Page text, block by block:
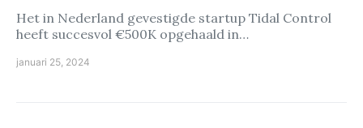
Het in Nederland gevestigde startup Tidal Control
heeft succesvol €500K opgehaald in…
januari 25, 2024